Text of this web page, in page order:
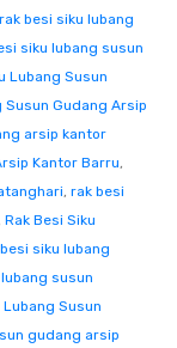
rak besi siku lubang
siku lubang susun
Lubang Susun
Susun Gudang Arsip
arsip kantor
Kantor Barru,
, rak besi
Rak Besi Siku
siku lubang
susun
Lubang Susun
gudang arsip